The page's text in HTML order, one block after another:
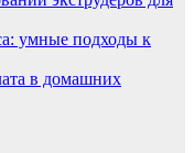
умные подходы к
в домашних